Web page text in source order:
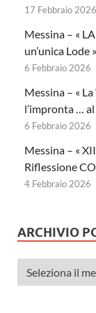
17 Febbraio 2026
Messina – «
un’unica Lode »
6 Febbraio 2026
Messina – «
l’impronta …
6 Febbraio 2026
Messina – «
Riflessione
4 Febbraio 2026
ARCHIVIO